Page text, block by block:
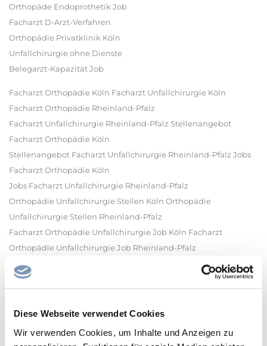
Diese Webseite verwendet Cookies
Wir verwenden Cookies, um Inhalte und Anzeigen zu
Orthopäde Endoprothetik Job
Facharzt D-Arzt-Verfahren
Orthopädie Privatklinik Köln
Unfallchirurgie ohne Dienste
Belegarzt-Kapazität Job
Facharzt Orthopädie Köln Facharzt Unfallchirurgie Köln
Facharzt Orthopädie Rheinland-Pfalz
Facharzt Unfallchirurgie Rheinland-Pfalz Stellenangebot
Facharzt Orthopädie Köln
Stellenangebot Facharzt Unfallchirurgie Rheinland-Pfalz Jobs
Facharzt Orthopädie Köln
Jobs Facharzt Unfallchirurgie Rheinland-Pfalz
Orthopädie Unfallchirurgie Stellen Köln Orthopädie
Unfallchirurgie Stellen Rheinland-Pfalz
Facharzt Orthopädie Unfallchirurgie Job Köln Facharzt
Orthopädie Unfallchirurgie Job Rheinland-Pfalz
Arztstelle Orthopädie Unfallchirurgie Köln Arztstelle Orthopädie
Unfallchirurgie Rheinland-Pfalz
Unfallchirurgie Rheinland-Pfalz